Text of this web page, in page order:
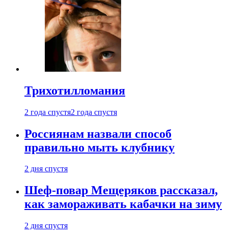
Трихотилломания
2 года спустя2 года спустя
Россиянам назвали способ
правильно мыть клубнику
2 дня спустя
Шеф-повар Мещеряков рассказал,
как замораживать кабачки на зиму
2 дня спустя